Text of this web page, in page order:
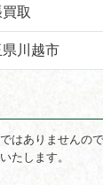
取
川越市
ありませんので
たします。